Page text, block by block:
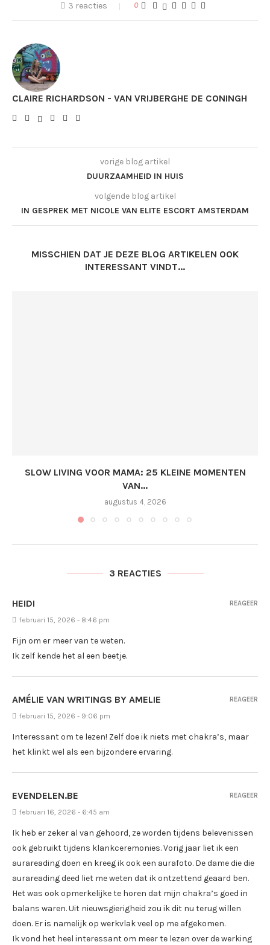
3 reacties 0
CLAIRE RICHARDSON - VAN VRIJBERGHE DE CONINGH
vorige blog artikel
DUURZAAMHEID IN HUIS
volgende blog artikel
IN GESPREK MET NICOLE VAN ELITE ESCORT AMSTERDAM
MISSCHIEN DAT JE DEZE BLOG ARTIKELEN OOK
INTERESSANT VINDT...
SLOW LIVING VOOR MAMA: 25 KLEINE MOMENTEN
VAN...
augustus 4, 2026
3 REACTIES
HEIDI
februari 15, 2026 - 8:46 pm
Fijn om er meer van te weten.
Ik zelf kende het al een beetje.
REAGEER
AMÉLIE VAN WRITINGS BY AMELIE
februari 15, 2026 - 9:06 pm
Interessant om te lezen! Zelf doe ik niets met chakra’s, maar
het klinkt wel als een bijzondere ervaring.
REAGEER
EVENDELEN.BE
februari 16, 2026 - 6:45 am
Ik heb er zeker al van gehoord, ze worden tijdens belevenissen
ook gebruikt tijdens klankceremonies. Vorig jaar liet ik een
aurareading doen en kreeg ik ook een aurafoto. De dame die die
aurareading deed liet me weten dat ik ontzettend geaard ben.
Het was ook opmerkelijke te horen dat mijn chakra’s goed in
balans waren. Uit nieuwsgierigheid zou ik dit nu terug willen
doen. Er is namelijk op werkvlak veel op me afgekomen.
Ik vond het heel interessant om meer te lezen over de werking
REAGEER